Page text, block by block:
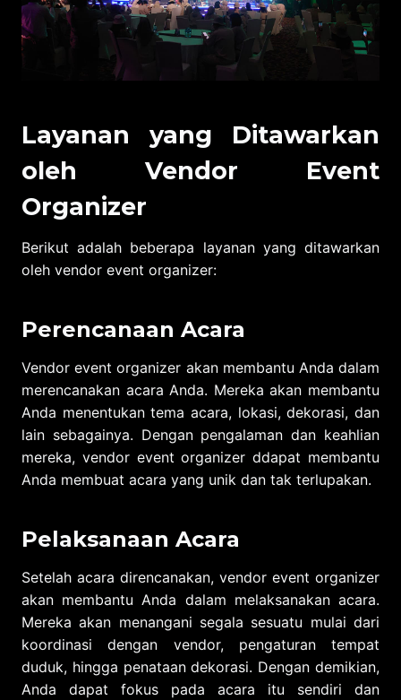
Layanan yang Ditawarkan
oleh Vendor Event
Organizer
Berikut adalah beberapa layanan yang ditawarkan
oleh vendor event organizer:
Perencanaan Acara
Vendor event organizer akan membantu Anda dalam
merencanakan acara Anda. Mereka akan membantu
Anda menentukan tema acara, lokasi, dekorasi, dan
lain sebagainya. Dengan pengalaman dan keahlian
mereka, vendor event organizer ddapat membantu
Anda membuat acara yang unik dan tak terlupakan.
Pelaksanaan Acara
Setelah acara direncanakan, vendor event organizer
akan membantu Anda dalam melaksanakan acara.
Mereka akan menangani segala sesuatu mulai dari
koordinasi dengan vendor, pengaturan tempat
duduk, hingga penataan dekorasi. Dengan demikian,
Anda dapat fokus pada acara itu sendiri dan